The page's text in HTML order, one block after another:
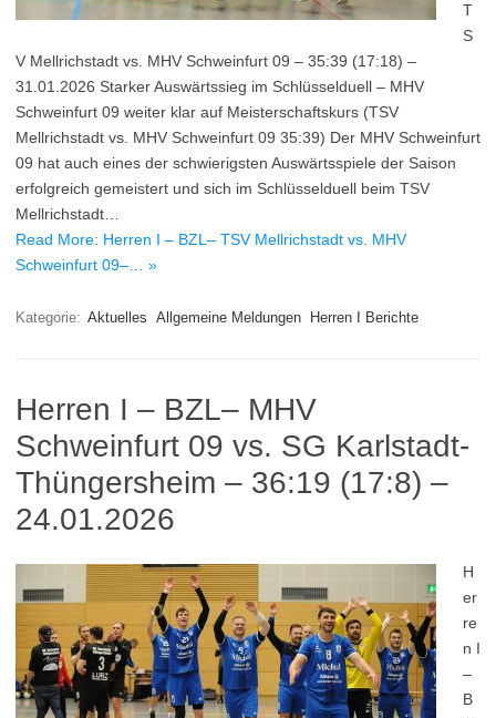
T
S
V Mellrichstadt vs. MHV Schweinfurt 09 – 35:39 (17:18) –
31.01.2026 Starker Auswärtssieg im Schlüsselduell – MHV
Schweinfurt 09 weiter klar auf Meisterschaftskurs (TSV
Mellrichstadt vs. MHV Schweinfurt 09 35:39) Der MHV Schweinfurt
09 hat auch eines der schwierigsten Auswärtsspiele der Saison
erfolgreich gemeistert und sich im Schlüsselduell beim TSV
Mellrichstadt…
Read More: Herren I – BZL– TSV Mellrichstadt vs. MHV
Schweinfurt 09–… »
Kategorie: Aktuelles Allgemeine Meldungen Herren I Berichte
Herren I – BZL– MHV
Schweinfurt 09 vs. SG Karlstadt-
Thüngersheim – 36:19 (17:8) –
24.01.2026
H
er
re
n I
–
B